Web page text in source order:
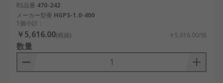
RS品番 470-242
メーカー型番 HGPS-1.0-400
1個小計：
￥5,616.00(税抜) ￥5,616.00/個
数量